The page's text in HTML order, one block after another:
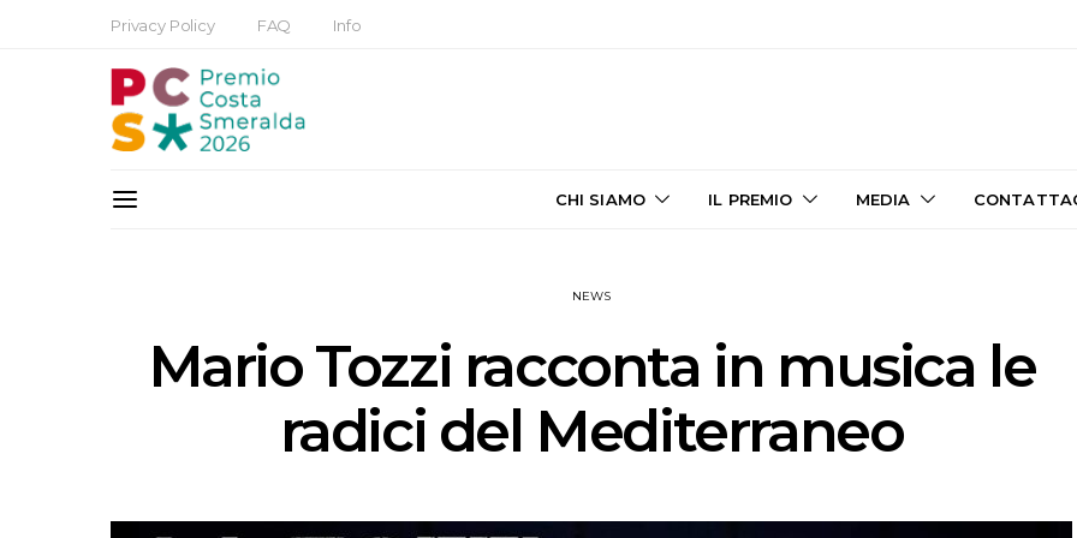
Privacy Policy FAQ Info
CHI SIAMO IL PREMIO MEDIA
NEWS
Mario Tozzi racconta in musica le
radici del Mediterraneo